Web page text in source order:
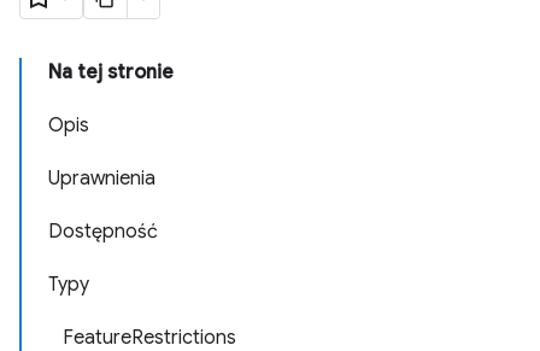
Na tej stronie
Opis
Uprawnienia
Dostępność
Typy
FeatureRestrictions